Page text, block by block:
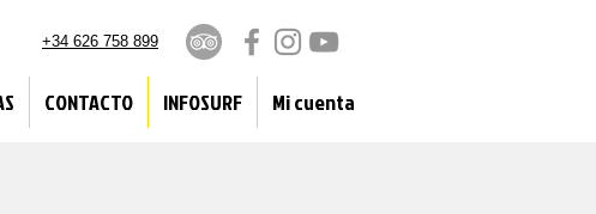
+34 626 758 899
CONTACTO INFOSURF Mi cuenta